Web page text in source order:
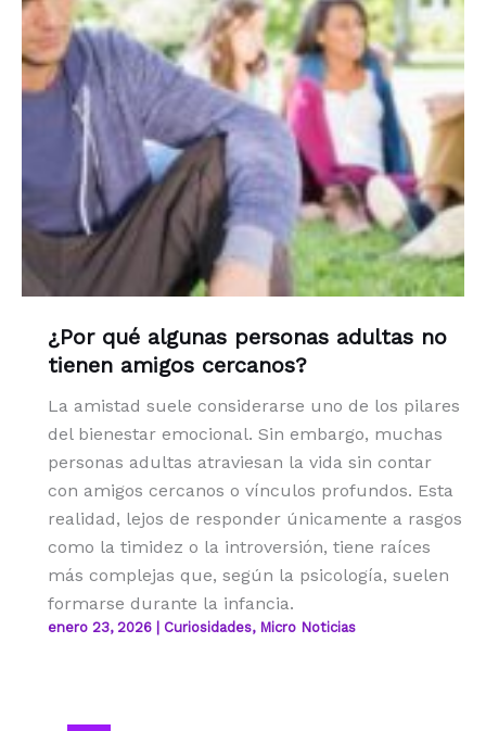
¿Por qué algunas personas adultas no
tienen amigos cercanos?
La amistad suele considerarse uno de los pilares
del bienestar emocional. Sin embargo, muchas
personas adultas atraviesan la vida sin contar
con amigos cercanos o vínculos profundos. Esta
realidad, lejos de responder únicamente a rasgos
como la timidez o la introversión, tiene raíces
más complejas que, según la psicología, suelen
formarse durante la infancia.
enero 23, 2026 Curiosidades, Micro Noticias